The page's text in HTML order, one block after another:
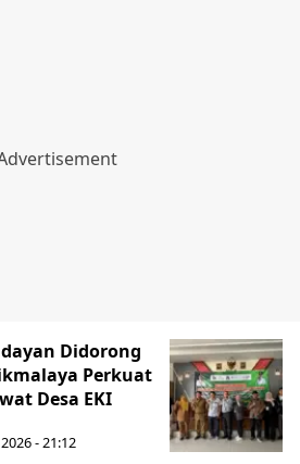
Didorong
Perkuat
Desa EKI
- 21:12